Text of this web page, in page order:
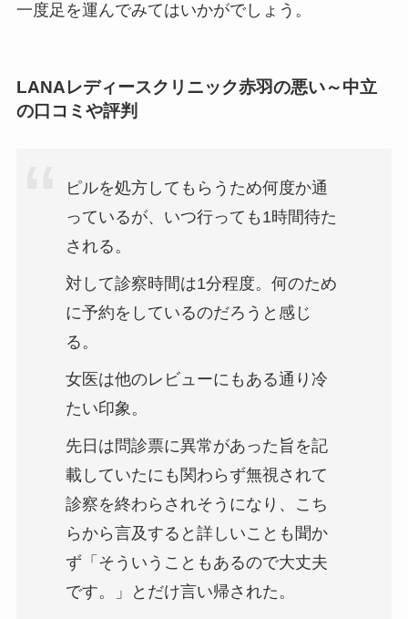
一度足を運んでみてはいかがでしょう。
LANAレディースクリニック赤羽の悪い～中立
の口コミや評判
ピルを処方してもらうため何度か通
っているが、いつ行っても1時間待た
される。
対して診察時間は1分程度。何のため
に予約をしているのだろうと感じ
る。
女医は他のレビューにもある通り冷
たい印象。
先日は問診票に異常があった旨を記
載していたにも関わらず無視されて
診察を終わらされそうになり、こち
らから言及すると詳しいことも聞か
ず「そういうこともあるので大丈夫
です。」とだけ言い帰された。